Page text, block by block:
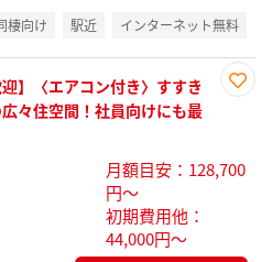
棲向け 駅近 インターネット無料
録
迎】〈エアコン付き〉すすき
々住空間！社員向けにも最
月額目安：128,700
円～
初期費用他：
44,000円～